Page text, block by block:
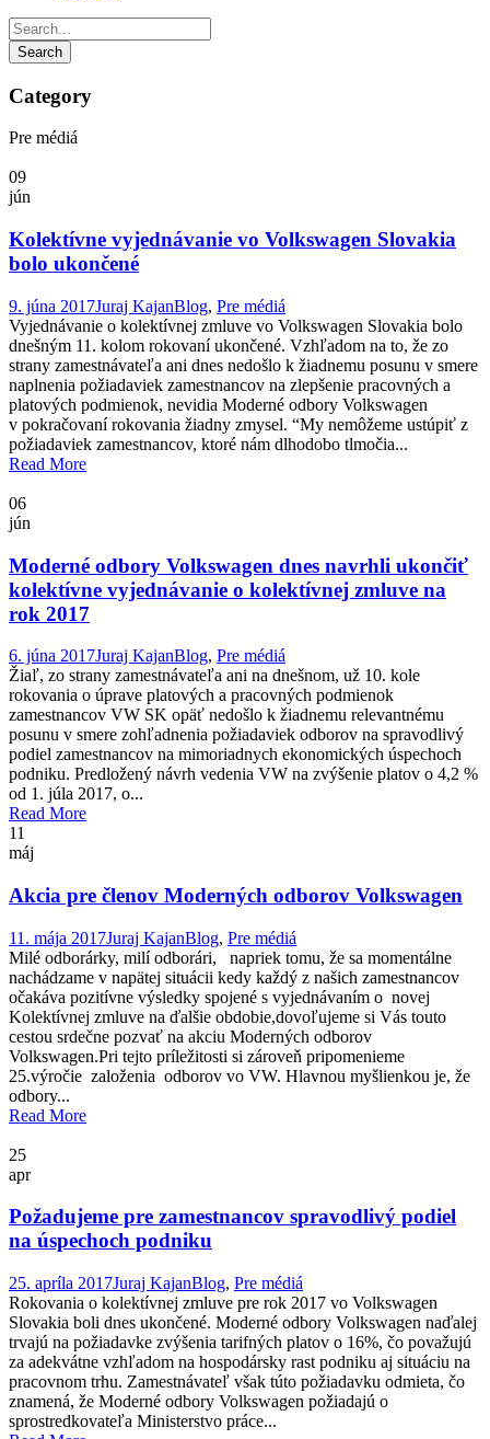
Category
Pre médiá
09
jún
Kolektívne vyjednávanie vo Volkswagen Slovakia
bolo ukončené
9. júna 2017Juraj KajanBlog, Pre médiá
Vyjednávanie o kolektívnej zmluve vo Volkswagen Slovakia bolo
dnešným 11. kolom rokovaní ukončené. Vzhľadom na to, že zo
strany zamestnávateľa ani dnes nedošlo k žiadnemu posunu v smere
naplnenia požiadaviek zamestnancov na zlepšenie pracovných a
platových podmienok, nevidia Moderné odbory Volkswagen
v pokračovaní rokovania žiadny zmysel. “My nemôžeme ustúpiť z
požiadaviek zamestnancov, ktoré nám dlhodobo tlmočia...
Read More
06
jún
Moderné odbory Volkswagen dnes navrhli ukončiť
kolektívne vyjednávanie o kolektívnej zmluve na
rok 2017
6. júna 2017Juraj KajanBlog, Pre médiá
Žiaľ, zo strany zamestnávateľa ani na dnešnom, už 10. kole
rokovania o úprave platových a pracovných podmienok
zamestnancov VW SK opäť nedošlo k žiadnemu relevantnému
posunu v smere zohľadnenia požiadaviek odborov na spravodlivý
podiel zamestnancov na mimoriadnych ekonomických úspechoch
podniku. Predložený návrh vedenia VW na zvýšenie platov o 4,2 %
od 1. júla 2017, o...
Read More
11
máj
Akcia pre členov Moderných odborov Volkswagen
11. mája 2017Juraj KajanBlog, Pre médiá
Milé odborárky, milí odborári, napriek tomu, že sa momentálne
nachádzame v napätej situácii kedy každý z našich zamestnancov
očakáva pozitívne výsledky spojené s vyjednávaním o novej
Kolektívnej zmluve na ďalšie obdobie,dovoľujeme si Vás touto
cestou srdečne pozvať na akciu Moderných odborov
Volkswagen.Pri tejto príležitosti si zároveň pripomenieme
25.výročie založenia odborov vo VW. Hlavnou myšlienkou je, že
odbory...
Read More
25
apr
Požadujeme pre zamestnancov spravodlivý podiel
na úspechoch podniku
25. apríla 2017Juraj KajanBlog, Pre médiá
Rokovania o kolektívnej zmluve pre rok 2017 vo Volkswagen
Slovakia boli dnes ukončené. Moderné odbory Volkswagen naďalej
trvajú na požiadavke zvýšenia tarifných platov o 16%, čo považujú
za adekvátne vzhľadom na hospodársky rast podniku aj situáciu na
pracovnom trhu. Zamestnávateľ však túto požiadavku odmieta, čo
znamená, že Moderné odbory Volkswagen požiadajú o
sprostredkovateľa Ministerstvo práce...